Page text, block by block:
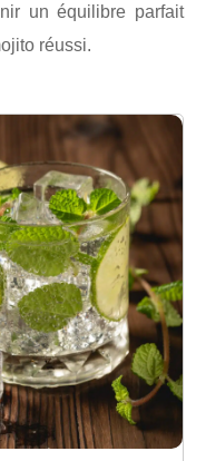
un équilibre parfait
réussi.